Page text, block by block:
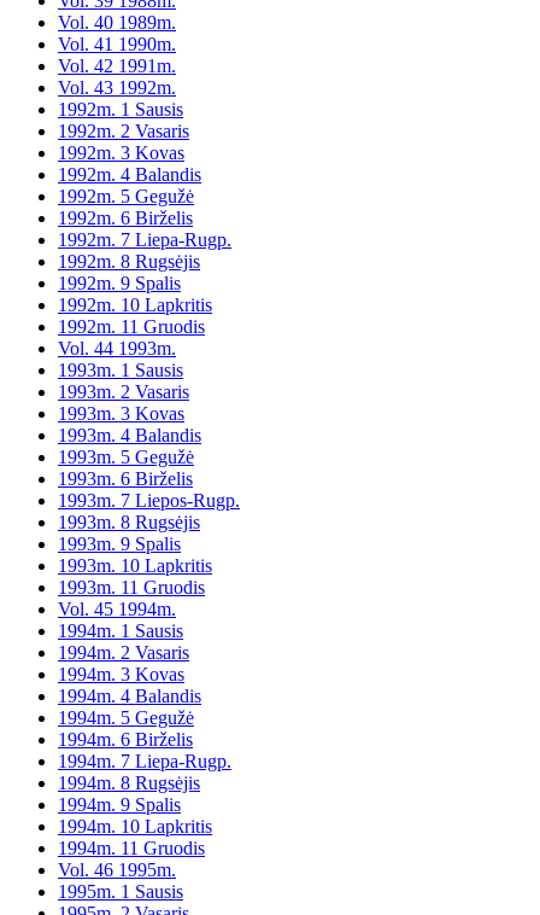
Vol. 40 1989m.
Vol. 41 1990m.
Vol. 42 1991m.
Vol. 43 1992m.
1992m. 1 Sausis
1992m. 2 Vasaris
1992m. 3 Kovas
1992m. 4 Balandis
1992m. 5 Gegužė
1992m. 6 Birželis
1992m. 7 Liepa-Rugp.
1992m. 8 Rugsėjis
1992m. 9 Spalis
1992m. 10 Lapkritis
1992m. 11 Gruodis
Vol. 44 1993m.
1993m. 1 Sausis
1993m. 2 Vasaris
1993m. 3 Kovas
1993m. 4 Balandis
1993m. 5 Gegužė
1993m. 6 Birželis
1993m. 7 Liepos-Rugp.
1993m. 8 Rugsėjis
1993m. 9 Spalis
1993m. 10 Lapkritis
1993m. 11 Gruodis
Vol. 45 1994m.
1994m. 1 Sausis
1994m. 2 Vasaris
1994m. 3 Kovas
1994m. 4 Balandis
1994m. 5 Gegužė
1994m. 6 Birželis
1994m. 7 Liepa-Rugp.
1994m. 8 Rugsėjis
1994m. 9 Spalis
1994m. 10 Lapkritis
1994m. 11 Gruodis
Vol. 46 1995m.
1995m. 1 Sausis